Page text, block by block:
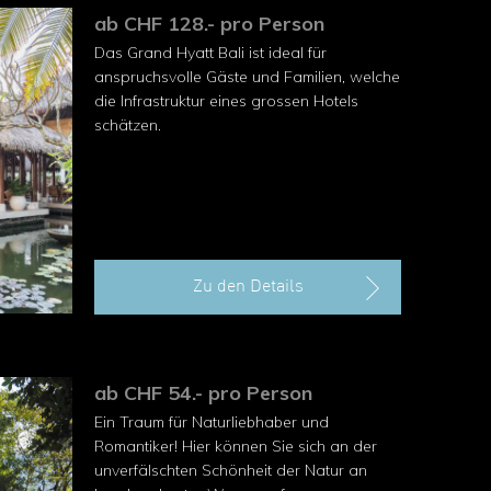
ab CHF 128.- pro Person
Das Grand Hyatt Bali ist ideal für
anspruchsvolle Gäste und Familien, welche
die Infrastruktur eines grossen Hotels
schätzen.
Zu den Details
ab CHF 54.- pro Person
Ein Traum für Naturliebhaber und
Romantiker! Hier können Sie sich an der
unverfälschten Schönheit der Natur an